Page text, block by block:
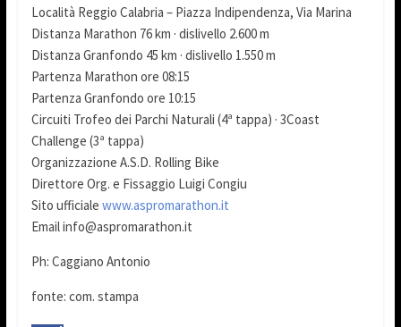
Località Reggio Calabria – Piazza Indipendenza, Via Marina
Distanza Marathon 76 km · dislivello 2.600 m
Distanza Granfondo 45 km · dislivello 1.550 m
Partenza Marathon ore 08:15
Partenza Granfondo ore 10:15
Circuiti Trofeo dei Parchi Naturali (4ª tappa) · 3Coast
Challenge (3ª tappa)
Organizzazione A.S.D. Rolling Bike
Direttore Org. e Fissaggio Luigi Congiu
Sito ufficiale www.aspromarathon.it
Email info@aspromarathon.it
Ph: Caggiano Antonio
fonte: com. stampa